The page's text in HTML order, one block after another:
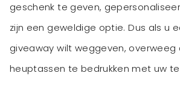
geschenk te geven,
zijn een geweldige optie. Dus als u
giveaway wilt weggeven, overweeg
heuptassen te bedrukken met uw